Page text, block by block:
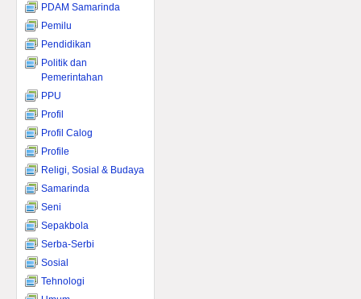
PDAM Samarinda
Pemilu
Pendidikan
Politik dan
Pemerintahan
PPU
Profil
Profil Calog
Profile
Religi, Sosial & Budaya
Samarinda
Seni
Sepakbola
Serba-Serbi
Sosial
Tehnologi